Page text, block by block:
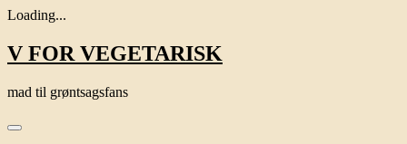
Loading...
Skip
to
V FOR VEGETARISK
mad til grøntsagsfans